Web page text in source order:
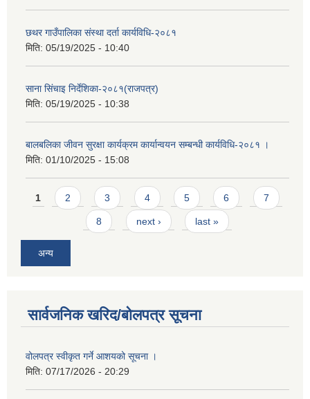
छथर गाउँपालिका संस्था दर्ता कार्यविधि-२०८१
मिति: 05/19/2025 - 10:40
साना सिंचाइ निर्देशिका-२०८१(राजपत्र)
मिति: 05/19/2025 - 10:38
बालबलिका जीवन सुरक्षा कार्यक्रम कार्यान्वयन सम्बन्धी कार्यविधि-२०८१ ।
मिति: 01/10/2025 - 15:08
Pages
1 2 3 4 5 6 7
8 next › last »
अन्य
सार्वजनिक खरिद/बोलपत्र सूचना
वोलपत्र स्वीकृत गर्ने आशयको सूचना ।
मिति: 07/17/2026 - 20:29